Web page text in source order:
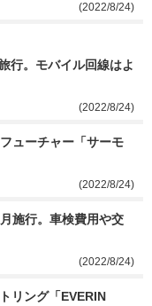
(2022/8/24)
行。モバイル回線はよ
(2022/8/24)
ューチャー「サーモ
(2022/8/24)
施行。車検費用や交
(2022/8/24)
リング「EVERIN